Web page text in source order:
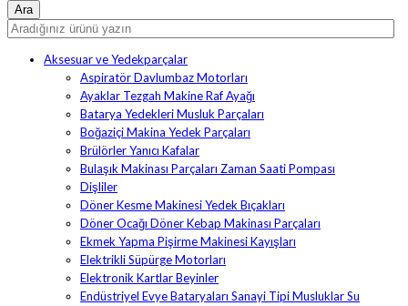
Aksesuar ve Yedekparçalar
Aspiratör Davlumbaz Motorları
Ayaklar Tezgah Makine Raf Ayağı
Batarya Yedekleri Musluk Parçaları
Boğaziçi Makina Yedek Parçaları
Brülörler Yanıcı Kafalar
Bulaşık Makinası Parçaları Zaman Saati Pompası
Dişliler
Döner Kesme Makinesi Yedek Bıçakları
Döner Ocağı Döner Kebap Makinası Parçaları
Ekmek Yapma Pişirme Makinesi Kayışları
Elektrikli Süpürge Motorları
Elektronik Kartlar Beyinler
Endüstriyel Evye Bataryaları Sanayi Tipi Musluklar Su